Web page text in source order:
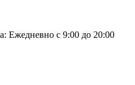
Ежедневно с 9:00 до 20:00